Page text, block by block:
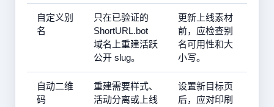
自定义别
名
只在已验证的
ShortURL.bot
域名上重建活跃
公开 slug。
更新上线素材
前，应检查别
名可用性和大
小写。
自动二维
码
重建需要样式、
活动分离或上线
设置新目标页
后，应对印刷